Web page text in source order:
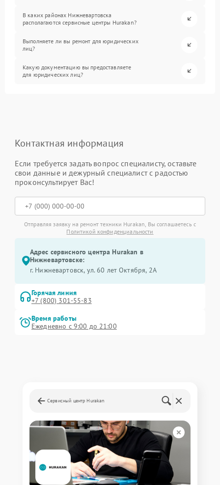
В каких районах Нижневартовска
располагаются сервисные центры Hurakan?
Выполняете ли вы ремонт для юридических
лиц?
Какую документацию вы предоставляете
для юридических лиц?
Контактная информация
Если требуется задать вопрос специалисту, оставьте
свои данные и дежурный специалист с радостью
проконсультирует Вас!
Отправляя заявку на ремонт техники Hurakan, Вы соглашаетесь с
Политикой конфиденциальности
Адрес сервисного центра Hurakan в
Нижневартовске:
г. Нижневартовск, ул. 60 лет Октября, 2А
Горячая линия
+7 (800) 301-55-83
Время работы
Ежедневно с 9:00 до 21:00
Сервисный центр Hurakan